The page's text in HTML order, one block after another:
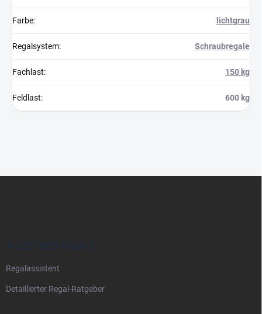
Farbe: lichtgrau
Regalsystem: Schraubregale
Fachlast: 150 kg
Feldlast: 600 kg
ALLES ÜBER REGALE
Regalassistent
Detaillierter Regal-Ratgeber